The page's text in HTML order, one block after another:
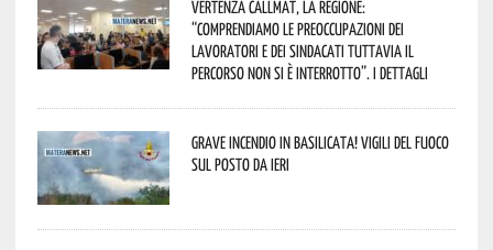
Vertenza CallMat, la Regione:
“comprendiamo le preoccupazioni dei
lavoratori e dei sindacati tuttavia il
percorso non si è interrotto”. I dettagli
Grave incendio in Basilicata! Vigili del fuoco
sul posto da ieri